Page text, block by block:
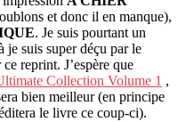
et donc il en manque),
. Je suis pourtant un
je suis super déçu par le
ce reprint. J’espère que
Collection Volume 1 ,
bien meilleur (en principe
le livre ce coup-ci).